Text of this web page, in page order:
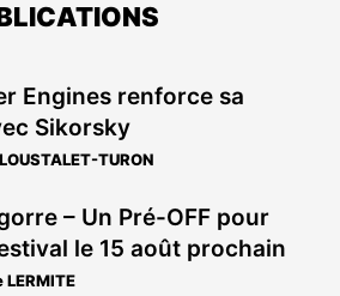
Engines renforce sa
Sikorsky
TURON
– Un Pré-OFF pour
le 15 août prochain